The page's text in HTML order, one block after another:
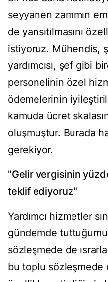
seyyanen zammın
de yansıtılmasını
istiyoruz. Mühendis,
yardımcısı, şef gibi
personelinin özel
ödemelerinin
kamuda ücret
oluşmuştur. Burada
gerekiyor.
"Gelir vergisinin
teklif ediyoruz"
Yardımcı hizmetler
gündemde
sözleşmede de
bu toplu sözleşmede